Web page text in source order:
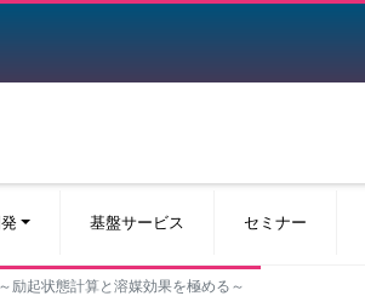
基盤サービス セミナー
励起状態計算と溶媒効果を極める～